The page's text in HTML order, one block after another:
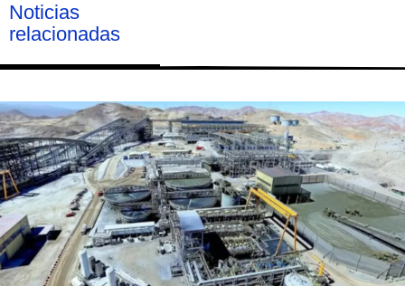
Noticias
relacionadas
Página
Página
Página
Página
Página